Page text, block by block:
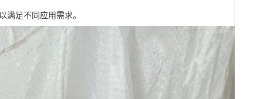
满足不同应用需求。